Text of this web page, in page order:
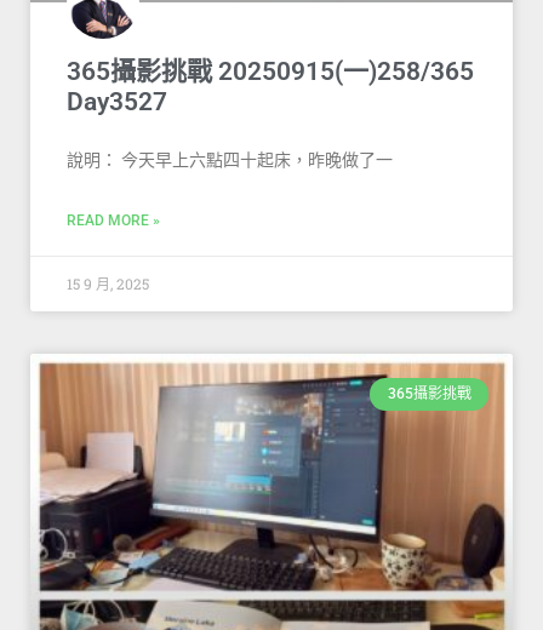
365攝影挑戰 20250915(一)258/365
Day3527
說明： 今天早上六點四十起床，昨晚做了一
READ MORE »
15 9 月, 2025
365攝影挑戰